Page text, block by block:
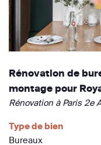
Rénovation de
montage pour
Rénovation à Paris 2e
Type de bien
Bureaux